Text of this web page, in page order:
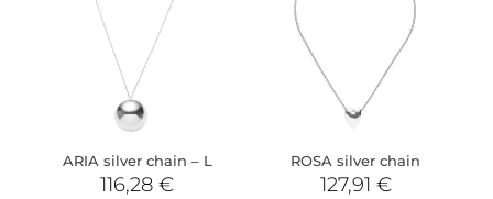
ARIA silver chain – L
116,28€
ROSA silver chain
127,91 €